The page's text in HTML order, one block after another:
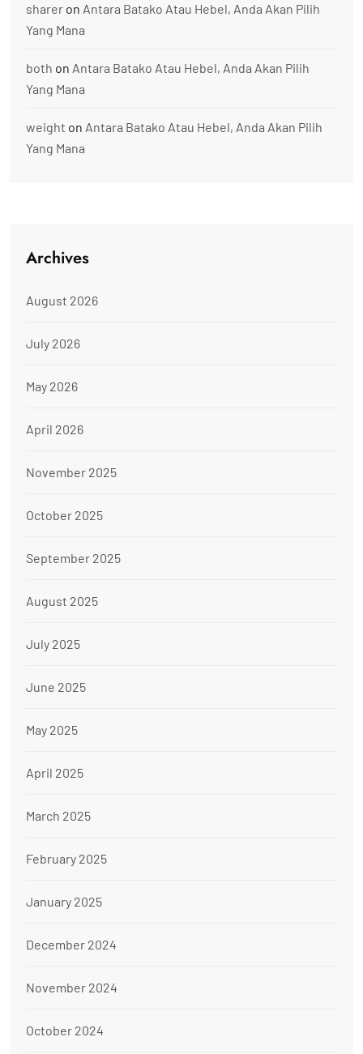
sharer on Antara Batako Atau Hebel, Anda Akan Pilih
Yang Mana
both on Antara Batako Atau Hebel, Anda Akan Pilih
Yang Mana
weight on Antara Batako Atau Hebel, Anda Akan Pilih
Yang Mana
Archives
August 2026
July 2026
May 2026
April 2026
November 2025
October 2025
September 2025
August 2025
July 2025
June 2025
May 2025
April 2025
March 2025
February 2025
January 2025
December 2024
November 2024
October 2024